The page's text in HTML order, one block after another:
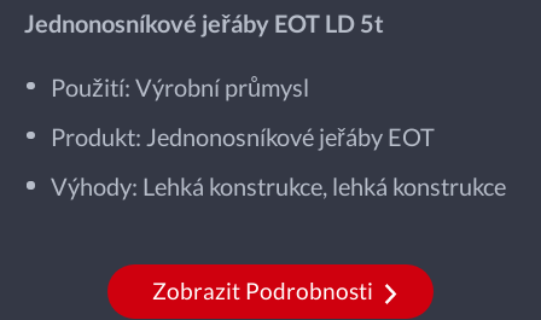
Jednonosníkové jeřáby EOT LD 5t
Použití: Výrobní průmysl
Produkt: Jednonosníkové jeřáby EOT
Výhody: Lehká konstrukce, lehká konstrukce
Zobrazit Podrobnosti